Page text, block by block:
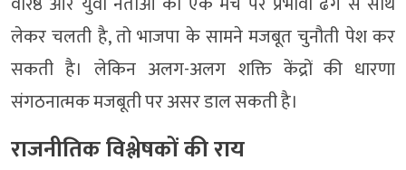
लेकर चलती है, तो भाजपा के सामने मजबूत चुनौती पेश कर
सकती है। लेकिन अलग-अलग शक्ति केंद्रों की धारणा
संगठनात्मक मजबूती पर असर डाल सकती है।
राजनीतिक विश्लेषकों की राय